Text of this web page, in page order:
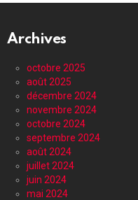
Archives
octobre 2025
août 2025
décembre 2024
novembre 2024
octobre 2024
septembre 2024
août 2024
juillet 2024
juin 2024
mai 2024